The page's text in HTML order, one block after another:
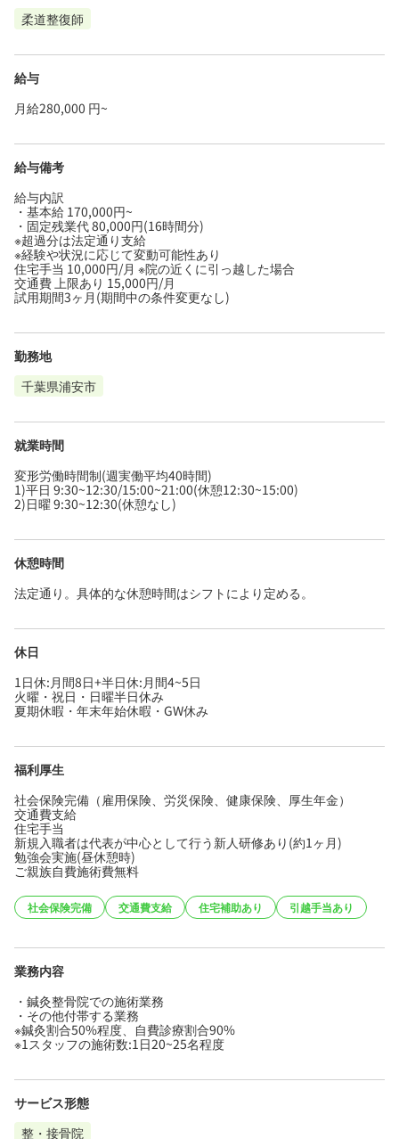
柔道整復師
給与
月給280,000 円~
給与備考
給与内訳
・基本給 170,000円~
・固定残業代 80,000円(16時間分)
※超過分は法定通り支給
※経験や状況に応じて変動可能性あり
住宅手当 10,000円/月 ※院の近くに引っ越した場合
交通費 上限あり 15,000円/月
試用期間3ヶ月(期間中の条件変更なし)
勤務地
千葉県浦安市
就業時間
変形労働時間制(週実働平均40時間)
1)平日 9:30~12:30/15:00~21:00(休憩12:30~15:00)
2)日曜 9:30~12:30(休憩なし)
休憩時間
法定通り。具体的な休憩時間はシフトにより定める。
休日
1日休:月間8日+半日休:月間4~5日
火曜・祝日・日曜半日休み
夏期休暇・年末年始休暇・GW休み
福利厚生
社会保険完備（雇用保険、労災保険、健康保険、厚生年金）
交通費支給
住宅手当
新規入職者は代表が中心として行う新人研修あり(約1ヶ月)
勉強会実施(昼休憩時)
ご親族自費施術費無料
社会保険完備 交通費支給 住宅補助あり 引越手当あり
業務内容
・鍼灸整骨院での施術業務
・その他付帯する業務
※鍼灸割合50%程度、自費診療割合90%
※1スタッフの施術数:1日20~25名程度
サービス形態
整・接骨院